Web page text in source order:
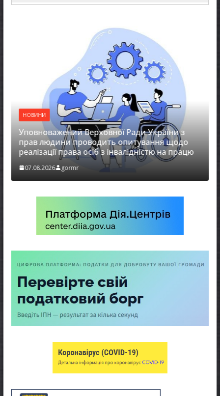
НОВИНИ
Уповноважений Верховної Ради України з
прав людини проводить опитування щодо
реалізації права осіб з інвалідністю на працю
07.08.2026 gormr